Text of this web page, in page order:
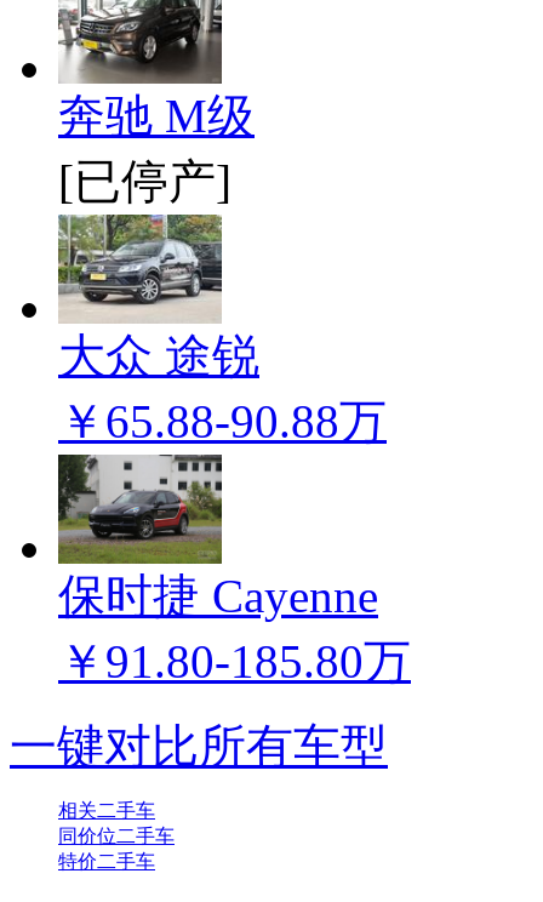
奔驰 M级
[已停产]
大众 途锐
￥65.88-90.88万
保时捷 Cayenne
￥91.80-185.80万
一键对比所有车型
相关二手车
同价位二手车
特价二手车